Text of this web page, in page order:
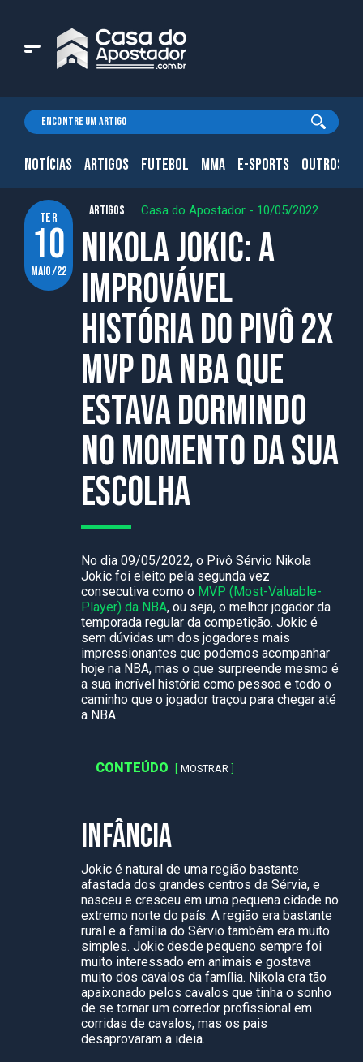
NOTÍCIAS ARTIGOS FUTEBOL MMA E-SPORTS OUTROS.
ter
10
maio/22
ARTIGOS Casa do Apostador - 10/05/2022
Nikola Jokic: A
improvável
história do pivô 2x
MVP da NBA que
estava dormindo
no momento da sua
escolha
No dia 09/05/2022, o Pivô Sérvio Nikola
Jokic foi eleito pela segunda vez
consecutiva como o MVP (Most-Valuable-
Player) da NBA, ou seja, o melhor jogador da
temporada regular da competição. Jokic é
sem dúvidas um dos jogadores mais
impressionantes que podemos acompanhar
hoje na NBA, mas o que surpreende mesmo é
a sua incrível história como pessoa e todo o
caminho que o jogador traçou para chegar até
a NBA.
CONTEÚDO MOSTRAR
INFÂNCIA
Jokic é natural de uma região bastante
afastada dos grandes centros da Sérvia, e
nasceu e cresceu em uma pequena cidade no
extremo norte do país. A região era bastante
rural e a família do Sérvio também era muito
simples. Jokic desde pequeno sempre foi
muito interessado em animais e gostava
muito dos cavalos da família. Nikola era tão
apaixonado pelos cavalos que tinha o sonho
de se tornar um corredor profissional em
corridas de cavalos, mas os pais
desaprovaram a ideia.